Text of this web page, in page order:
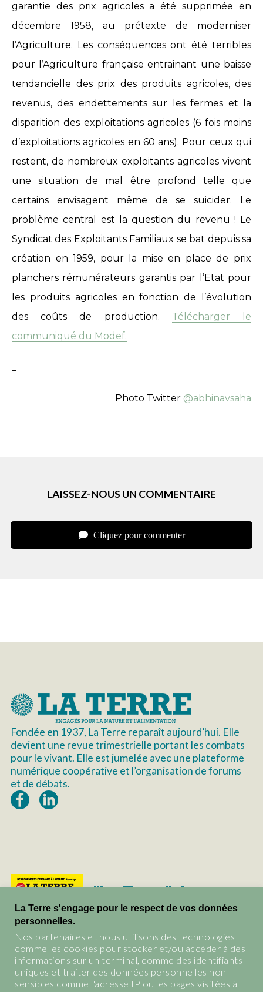
garantie des prix agricoles a été supprimée en
décembre 1958, au prétexte de moderniser
l’Agriculture. Les conséquences ont été terribles
pour l’Agriculture française entrainant une baisse
tendancielle des prix des produits agricoles, des
revenus, des endettements sur les fermes et la
disparition des exploitations agricoles (6 fois moins
d’exploitations agricoles en 60 ans). Pour ceux qui
restent, de nombreux exploitants agricoles vivent
une situation de mal être profond telle que
certains envisagent même de se suicider. Le
problème central est la question du revenu ! Le
Syndicat des Exploitants Familiaux se bat depuis sa
création en 1959, pour la mise en place de prix
planchers rémunérateurs garantis par l’Etat pour
les produits agricoles en fonction de l’évolution
des coûts de production. Télécharger le
communiqué du Modef.
Photo Twitter @abhinavsaha
LAISSEZ-NOUS UN COMMENTAIRE
Cliquez pour commenter
Fondée en 1937, La Terre reparaît aujourd’hui. Elle
devient une revue trimestrielle portant les combats
pour le vivant. Elle est jumelée avec une plateforme
numérique coopérative et l’organisation de forums
et de débats.
"La Terre", le
magazine du vivant.
anciens numéros de La Terre
BOUTIQUE
La Terre s'engage pour le respect de vos données
personnelles.
Nos partenaires et nous utilisons des technologies
comme les cookies pour stocker et/ou accéder à des
informations sur un terminal, comme des identifiants
uniques et traiter des données personnelles non
sensibles comme l'adresse IP ou les pages visitées à